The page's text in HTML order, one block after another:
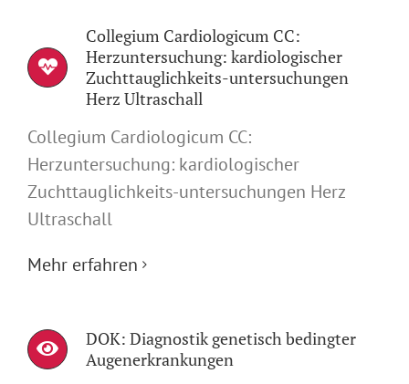
Collegium Cardiologicum CC:
Herzuntersuchung: kardiologischer
Zuchttauglichkeits-untersuchungen
Herz Ultraschall
Collegium Cardiologicum CC:
Herzuntersuchung: kardiologischer
Zuchttauglichkeits-untersuchungen Herz
Ultraschall
Mehr erfahren
DOK: Diagnostik genetisch bedingter
Augenerkrankungen